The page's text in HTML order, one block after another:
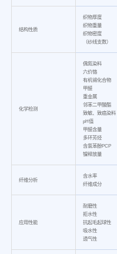
结构性质
织物厚度
织物重量
织物密度
（纱线支数）
化学检测
偶氮染料
六价铬
有机锡化合物
甲醛
重金属
邻苯二甲酸酯
致敏、致癌染料
pH值
甲醛含量
多环芳烃
含氯苯酚PCP
镍释放量
纤维分析
含水率
纤维成分
应用性能
耐磨性
拒水性
抗起毛起球性
吸水性
透气性